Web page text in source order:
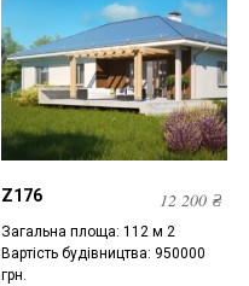
Z176 12 200 ₴
Загальна площа: 112 м 2
Вартість будівництва: 950000
грн.